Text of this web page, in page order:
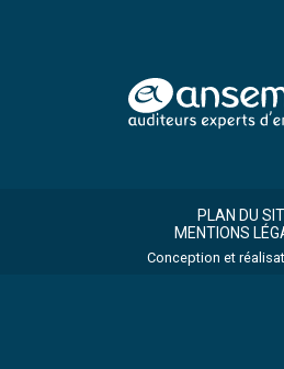
PLAN DU
MENTIONS
Conception et